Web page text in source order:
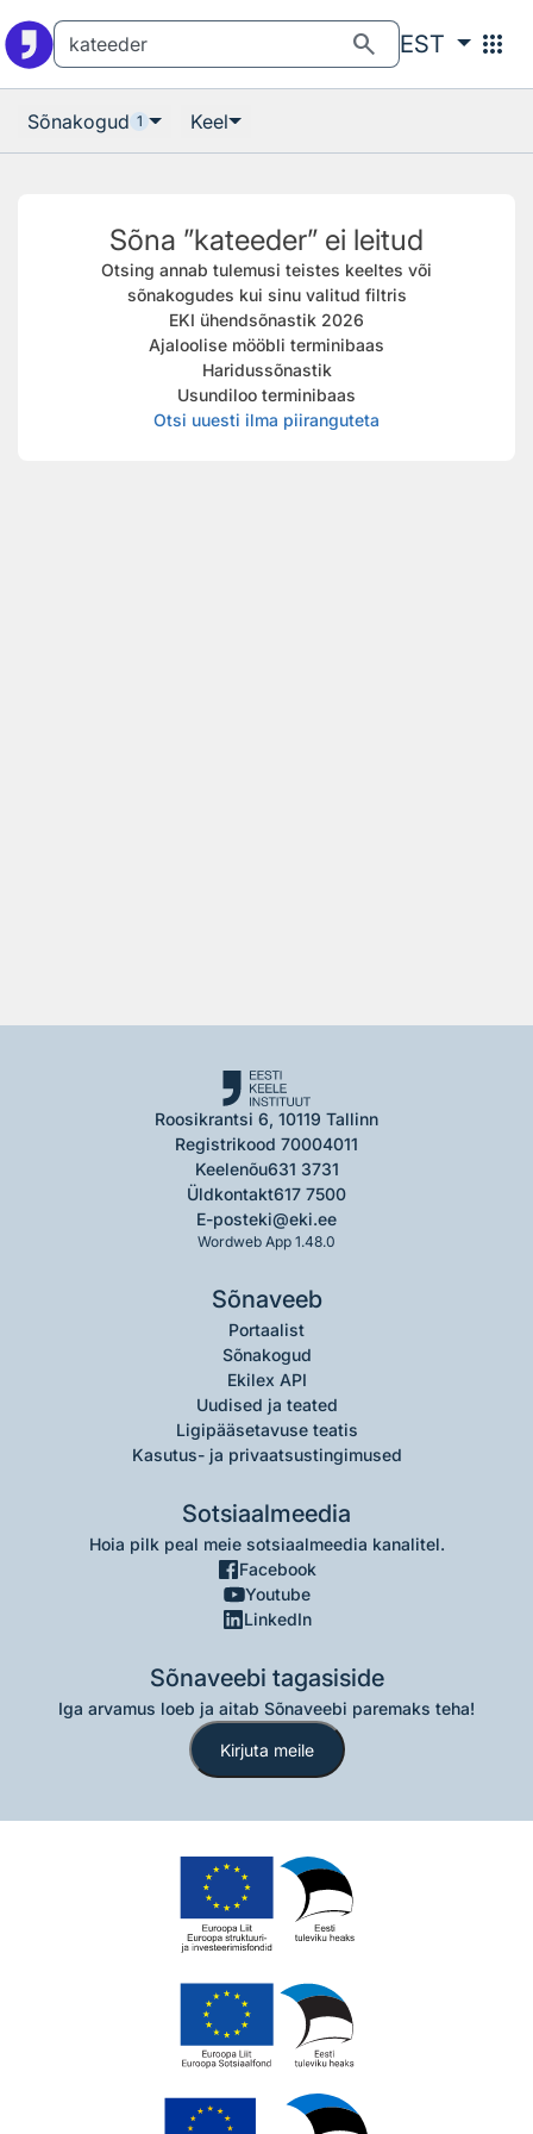
search EST apps
Sõnakogud 1 Keel
Sõna ”kateeder” ei leitud
Otsing annab tulemusi teistes keeltes või
sõnakogudes kui sinu valitud filtris
EKI ühendsõnastik 2026
Ajaloolise mööbli terminibaas
Haridussõnastik
Usundiloo terminibaas
Otsi uuesti ilma piiranguteta
Roosikrantsi 6, 10119 Tallinn
Registrikood 70004011
Keelenõu631 3731
Üldkontakt617 7500
E-posteki@eki.ee
Wordweb App 1.48.0
Sõnaveeb
Portaalist
Sõnakogud
Ekilex API
Uudised ja teated
Ligipääsetavuse teatis
Kasutus- ja privaatsustingimused
Sotsiaalmeedia
Hoia pilk peal meie sotsiaalmeedia kanalitel.
Facebook
Youtube
LinkedIn
Sõnaveebi tagasiside
Iga arvamus loeb ja aitab Sõnaveebi paremaks teha!
Kirjuta meile